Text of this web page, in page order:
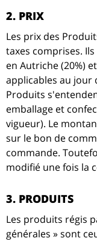
2. PRIX
Les prix des
taxes comprises.
en Autriche (20%)
applicables au jour
Produits
emballage et
vigueur). Le
sur le bon de
commande.
modifié une fois la
3. PRODUITS
Les produits régis
générales » sont